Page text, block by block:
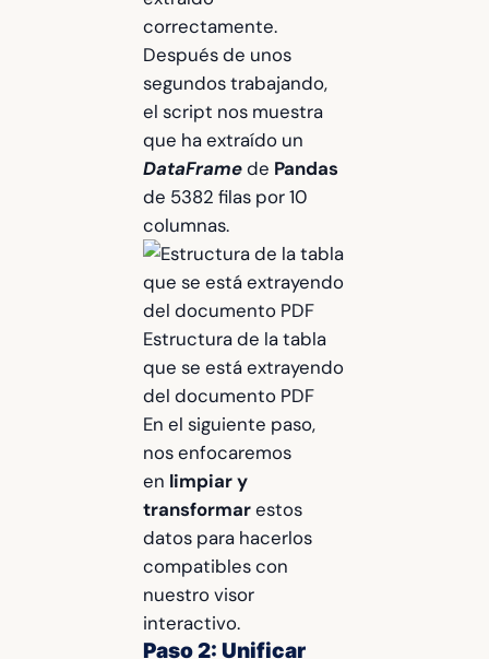
correctamente.
Después de unos
segundos trabajando,
el script nos muestra
que ha extraído un
DataFramede Pandas
de 5382 filas por 10
columnas.
Estructura de la tabla
que se está extrayendo
del documento PDF
En el siguiente paso,
nos enfocaremos
en limpiar y
transformarestos
datos para hacerlos
compatibles con
nuestro visor
interactivo.
Paso 2: Unificar